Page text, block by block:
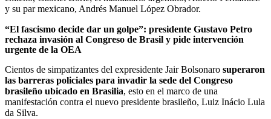
y su par mexicano, Andrés Manuel López Obrador.
“El fascismo decide dar un golpe”: presidente Gustavo Petro
rechaza invasión al Congreso de Brasil y pide intervención
urgente de la OEA
Cientos de simpatizantes del expresidente Jair Bolsonaro superaron
las barreras policiales para invadir la sede del Congreso
brasileño ubicado en Brasilia, esto en el marco de una
manifestación contra el nuevo presidente brasileño, Luiz Inácio Lula
da Silva.